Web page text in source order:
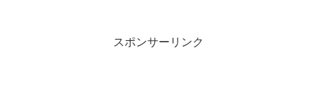
スポンサーリンク